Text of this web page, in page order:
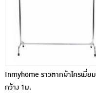
อาหารสด ผัก ผลไม้และเบเกอรี่
Inmyhome ราวตากผ้าโครเมี่ยม
กว้าง 1ม.